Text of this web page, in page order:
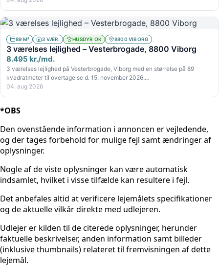
89 M² 3 VÆR. HUSDYR OK 8800 VIBORG
3 værelses lejlighed – Vesterbrogade, 8800 Viborg
8.495 kr./md.
3 værelses lejlighed på Vesterbrogade, Viborg med en størrelse på 89
kvadratmeter til overtagelse d. 15. november 2026.…
04. aug 2026
*OBS
Den ovenstående information i annoncen er vejledende,
og der tages forbehold for mulige fejl samt ændringer af
oplysninger.
Nogle af de viste oplysninger kan være automatisk
indsamlet, hvilket i visse tilfælde kan resultere i fejl.
Det anbefales altid at verificere lejemålets specifikationer
og de aktuelle vilkår direkte med udlejeren.
Udlejer er kilden til de citerede oplysninger, herunder
faktuelle beskrivelser, anden information samt billeder
(inklusive thumbnails) relateret til fremvisningen af dette
lejemål.